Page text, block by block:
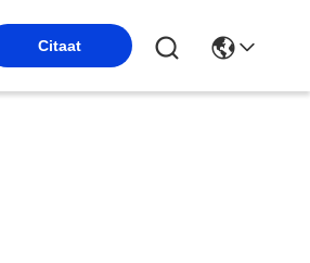
Citaat